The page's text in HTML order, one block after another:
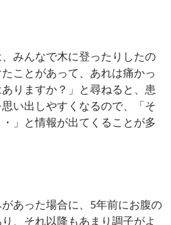
みんなで木に登ったりしたの
ことがあって、あれは痛かっ
りますか？」と尋ねると、患
い出しやすくなるので、「そ
」と情報が出てくることが多
あった場合に、5年前にお腹の
、それ以降もあまり調子がよ